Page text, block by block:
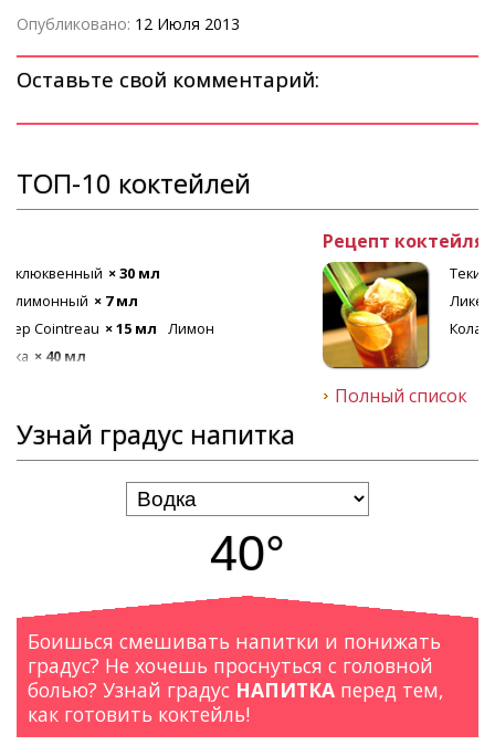
Опубликовано: 12 Июля 2013
Оставьте свой комментарий:
ТОП-10 коктейлей
Текила Ром белый × 20 мл
× 20 мл Лед
Кола × 80 мл × 20 мл Водка × 20 мл
Полный список
Узнай градус напитка
40°
Боишься смешивать напитки и понижать
градус? Не хочешь проснуться с головной
болью? Узнай градус НАПИТКА перед тем,
как готовить коктейль!